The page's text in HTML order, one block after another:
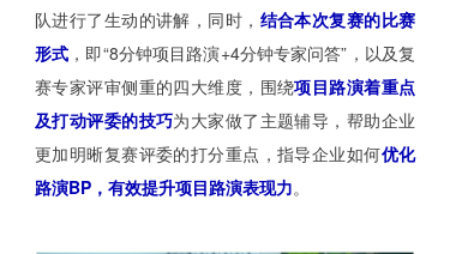
队进行了生动的讲解，同时， 结合本次复赛的比赛
形式 ，即“8分钟项目路演+4分钟专家问答”，以及复
赛专家评审侧重的四大维度，围绕项目路演着重点
及打动评委的技巧为大家做了主题辅导，帮助企业
更加明晰复赛评委的打分重点，指导企业如何优化
路演BP，有效提升项目路演表现力。